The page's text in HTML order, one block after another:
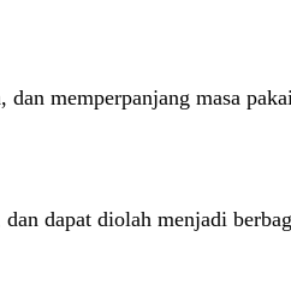
memperpanjang masa
dapat diolah menjadi